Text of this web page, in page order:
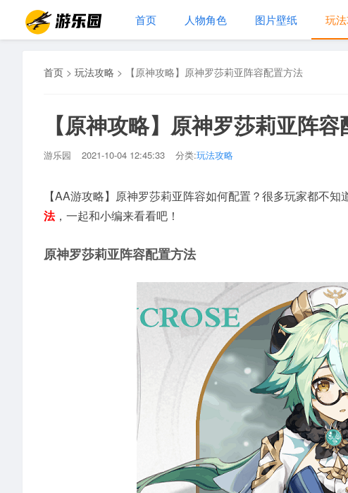
首页 人物角色 图片壁纸 玩
首页 > 玩法攻略 > 【原神攻略】原神罗莎莉亚阵容配置方法
【原神攻略】原神罗莎莉亚阵
游乐园 2021-10-04 12:45:33 分类:玩法攻略
【AA游攻略】原神罗莎莉亚阵容如何配置？很多玩家都不
法，一起和小编来看看吧！
原神罗莎莉亚阵容配置方法